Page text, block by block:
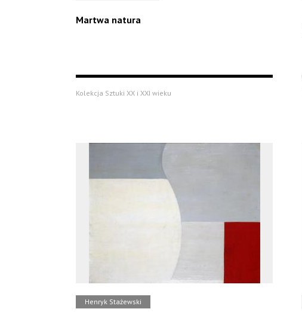
Martwa natura
Kolekcja Sztuki XX i XXI wieku
Henryk Stażewski